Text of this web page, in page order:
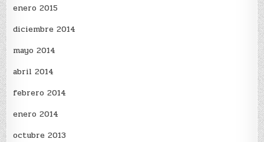
enero 2015
diciembre 2014
mayo 2014
abril 2014
febrero 2014
enero 2014
octubre 2013